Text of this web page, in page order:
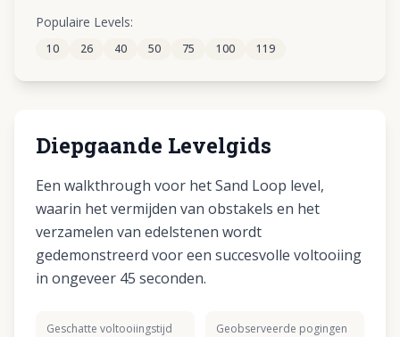
274 275
279 280 281 282
Populaire Levels:
10 26 40 50 75 100 119
Diepgaande Levelgids
Een walkthrough voor het Sand Loop level,
waarin het vermijden van obstakels en het
verzamelen van edelstenen wordt
gedemonstreerd voor een succesvolle voltooiing
in ongeveer 45 seconden.
Geschatte voltooiingstijd Geobserveerde pogingen